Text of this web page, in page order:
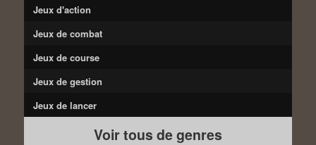
Jeux d'action
Jeux de combat
Jeux de course
Jeux de gestion
Jeux de lancer
Voir tous de genres